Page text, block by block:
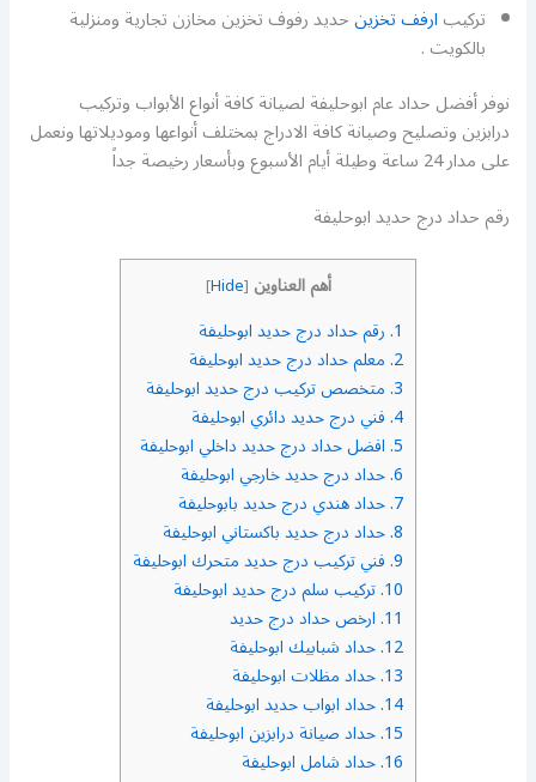
تركيبارفف تخزينحديد رفوف تخزين مخازن تجارية ومنزلية
بالكويت .
نوفر أفضل حداد عام ابوحليفة لصيانة كافة أنواع الأبواب وتركيب
درابزين وتصليح وصيانة كافة الادراج بمختلف أنواعها وموديلاتها ونعمل
على مدار 24 ساعة وطيلة أيام الأسبوع وبأسعار رخيصة جداً
رقم حداد درج حديد ابوحليفة
أهم العناوين [
Hide
]
1. رقم حداد درج حديد ابوحليفة
2. معلم حداد درج حديد ابوحليفة
3. متخصص تركيب درج حديد ابوحليفة
4. فني درج حديد دائري ابوحليفة
5. افضل حداد درج حديد داخلي ابوحليفة
6. حداد درج حديد خارجي ابوحليفة
7. حداد هندي درج حديد بابوحليفة
8. حداد درج حديد باكستاني ابوحليفة
9. فني تركيب درج حديد متحرك ابوحليفة
10. تركيب سلم درج حديد ابوحليفة
11. ارخص حداد درج حديد
12. حداد شبابيك ابوحليفة
13. حداد مظلات ابوحليفة
14. حداد ابواب حديد ابوحليفة
15. حداد صيانة درابزين ابوحليفة
16. حداد شامل ابوحليفة